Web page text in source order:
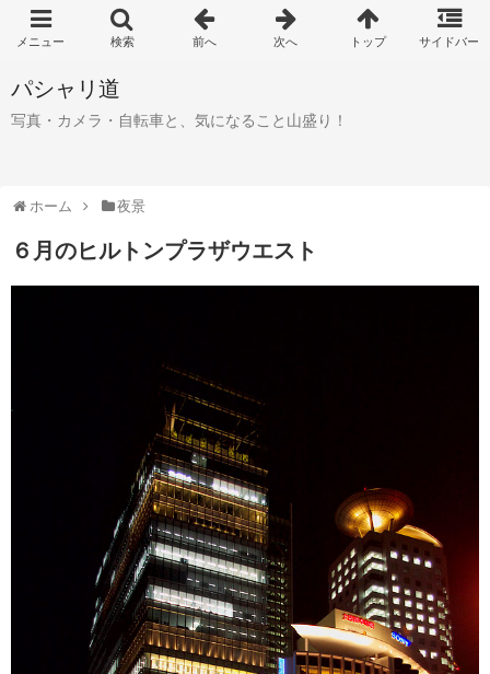
パシャリ道
写真・カメラ・自転車と、気になること山盛り！
ホーム 夜景
６月のヒルトンプラザウエスト